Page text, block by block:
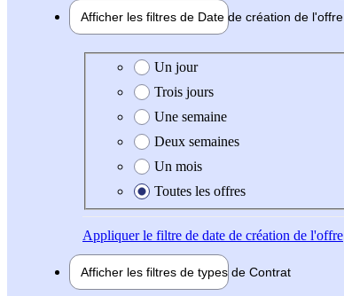
Afficher les filtres de Date de création de l'offre
Date de création de l'offre
Un jour
Trois jours
Une semaine
Deux semaines
Un mois
Toutes les offres
Appliquerle filtre de date de création de l'offre
Afficher les filtres de types de Contrat